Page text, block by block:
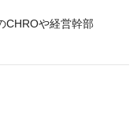
CHROや経営幹部